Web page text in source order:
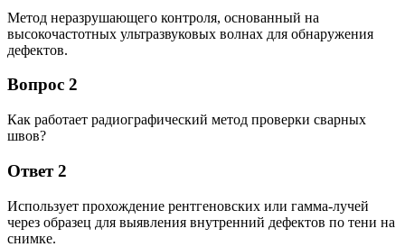
Метод неразрушающего контроля, основанный на
высокочастотных ультразвуковых волнах для обнаружения
дефектов.
Вопрос 2
Как работает радиографический метод проверки сварных
швов?
Ответ 2
Использует прохождение рентгеновских или гамма-лучей
через образец для выявления внутренний дефектов по тени на
снимке.